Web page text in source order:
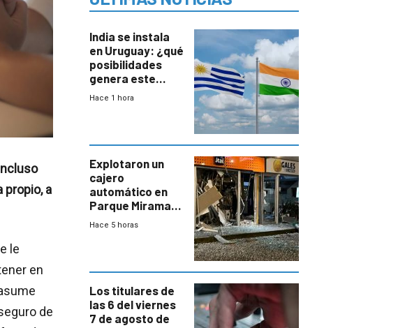
propio, a
le
en
de
India se instala
en Uruguay: ¿qué
posibilidades
genera este
vínculo
Hace 1 hora
Explotaron un
cajero
automático en
Parque Miramar;
hay 3 detenidos
Hace 5 horas
Los titulares de
las 6 del viernes
7 de agosto de